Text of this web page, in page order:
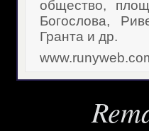
общество,
Богослова,
Гранта и др.